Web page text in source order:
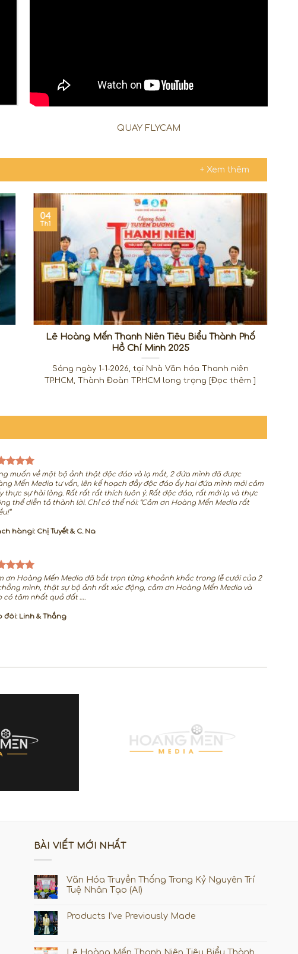
QUAY FLYCAM
+ Xem thêm
Lê Hoàng Mến Thanh Niên Tiêu Biểu Thành Phố
Hồ Chí Minh 2025
Sáng ngày 1-1-2026, tại Nhà Văn hóa Thanh niên
TP.HCM, Thành Đoàn TP.HCM long trọng [Đọc thêm ]
04
Th1
muốn về một bộ ảnh thật độc đáo và lạ mắt, 2 đứa mình đã được
Mến Media tư vấn, lên kế hoạch đầy độc đáo ấy hai đứa mình mới cảm
thực sự hài lòng. Rất rất rất thích luôn ý. Rất độc đáo, rất mới lạ và thực
thể diễn tả thành lời. Chỉ có thể nói: “Cảm ơn Hoàng Mến Media rất
hàngi: Chị Tuyết & C. Na
ơn Hoàng Mến Media đã bắt trọn từng khoảnh khắc trong lễ cưới của 2
mình, thật sự bộ ảnh rất xúc động, cảm ơn Hoàng Mến Media và
có tâm nhất quả đất ….
đôi: Linh & Thắng
BÀI VIẾT MỚI NHẤT
Văn Hóa Truyền Thống Trong Kỷ Nguyên Trí
Tuệ Nhân Tạo (AI)
Products I’ve Previously Made